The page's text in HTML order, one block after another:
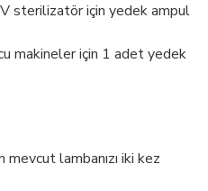
sterilizatör için yedek ampul
makineler için 1 adet yedek
lambanızı iki kez